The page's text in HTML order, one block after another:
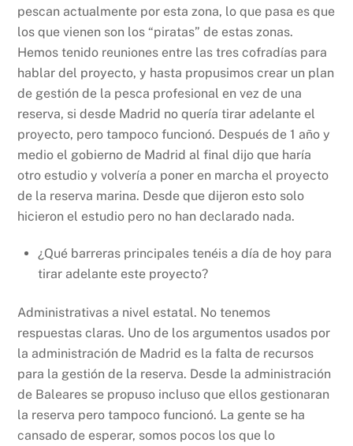
pescan actualmente por esta zona, lo que pasa es que
los que vienen son los “piratas” de estas zonas.
Hemos tenido reuniones entre las tres cofradías para
hablar del proyecto, y hasta propusimos crear un plan
de gestión de la pesca profesional en vez de una
reserva, si desde Madrid no quería tirar adelante el
proyecto, pero tampoco funcionó. Después de 1 año y
medio el gobierno de Madrid al final dijo que haría
otro estudio y volvería a poner en marcha el proyecto
de la reserva marina. Desde que dijeron esto solo
hicieron el estudio pero no han declarado nada.
¿Qué barreras principales tenéis a día de hoy para
tirar adelante este proyecto?
Administrativas a nivel estatal. No tenemos
respuestas claras. Uno de los argumentos usados por
la administración de Madrid es la falta de recursos
para la gestión de la reserva. Desde la administración
de Baleares se propuso incluso que ellos gestionaran
la reserva pero tampoco funcionó. La gente se ha
cansado de esperar, somos pocos los que lo